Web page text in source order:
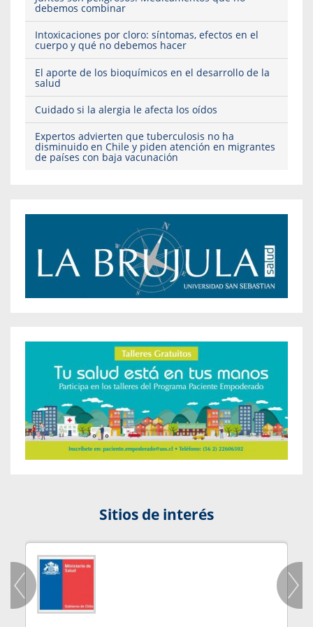
debemos combinar
Intoxicaciones por cloro: síntomas, efectos en el
cuerpo y qué no debemos hacer
El aporte de los bioquímicos en el desarrollo de la
salud
Cuidado si la alergia le afecta los oídos
Expertos advierten que tuberculosis no ha
disminuido en Chile y piden atención en migrantes
de países con baja vacunación
Sitios de interés